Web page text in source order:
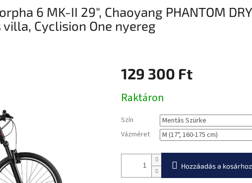
6 MK-II 29", Chaoyang PHANTOM
villa, Cyclision One nyereg
129 300 Ft
Raktáron
Szín
Vázméret
Hozzáadás a kosárhoz